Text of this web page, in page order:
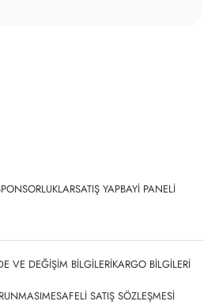
SATIŞ YAPBAYI PANELI
VE DEĞIŞIM BILGILERIKARGO BILGILERI
MESAFELI SATIŞ SÖZLEŞMESI